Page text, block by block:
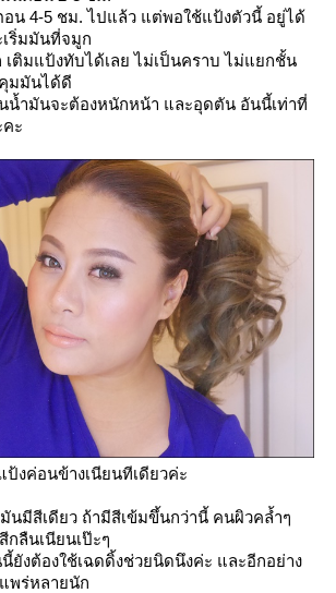
น 4-5 ชม. ไปแล้ว แต่พอใช้แป้งตัวนี้ อยู่ได้
ริ่มมันที่จมูก
ติมแป้งทับได้เลย ไม่เป็นคราบ ไม่แยกชั้น
มมันได้ดี
น้ำมันจะต้องหนักหน้า และอุดตัน อันนี้เท่าที่
คะ
งค่อนข้างเนียนทีเดียวค่ะ
มีสีเดียว ถ้ามีสีเข้มขึ้นกว่านี้ คนผิวคล้ำๆ
ลืนเนียนเป๊ะๆ
ยังต้องใช้เฉดดิ้งช่วยนิดนึงค่ะ และอีกอย่าง
พร่หลายนัก